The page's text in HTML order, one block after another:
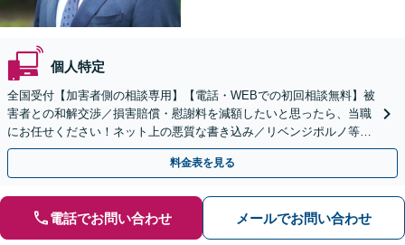
個人特定
全国受付【加害者側の相談専用】【電話・WEBでの初回相談無料】被
害者との和解交渉／損害賠償・慰謝料を減額したいと思ったら、当職
にお任せください！ネット上の悪質な書き込み／リベンジポルノ等、
代表弁護士が最後まで対応【関東エリア以外の相談も可】
料金表を見る
電話でお問い合わせ メールでお問い合わせ